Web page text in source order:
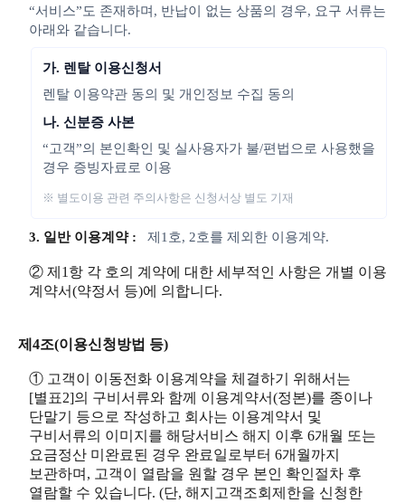
“서비스”도 존재하며, 반납이 없는 상품의 경우, 요구 서류는
아래와 같습니다.
가. 렌탈 이용신청서
렌탈 이용약관 동의 및 개인정보 수집 동의
나. 신분증 사본
“고객”의 본인확인 및 실사용자가 불/편법으로 사용했을
경우 증빙자료로 이용
※ 별도이용 관련 주의사항은 신청서상 별도 기재
3. 일반 이용계약 : 제1호, 2호를 제외한 이용계약.
② 제1항 각 호의 계약에 대한 세부적인 사항은 개별 이용
계약서(약정서 등)에 의합니다.
제4조(이용신청방법 등)
① 고객이 이동전화 이용계약을 체결하기 위해서는
[별표2]의 구비서류와 함께 이용계약서(정본)를 종이나
단말기 등으로 작성하고 회사는 이용계약서 및
구비서류의 이미지를 해당서비스 해지 이후 6개월 또는
요금정산 미완료된 경우 완료일로부터 6개월까지
보관하며, 고객이 열람을 원할 경우 본인 확인절차 후
열람할 수 있습니다. (단, 해지고객조회제한을 신청한